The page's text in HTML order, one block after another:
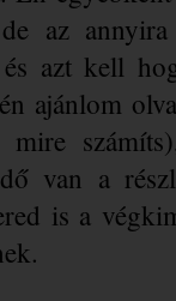
az
azt kell
ajánlom
van a
is a